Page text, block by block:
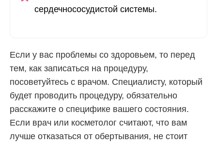
сердечнососудистой системы.
Если у вас проблемы со здоровьем, то перед
тем, как записаться на процедуру,
посоветуйтесь с врачом. Специалисту, который
будет проводить процедуру, обязательно
расскажите о специфике вашего состояния.
Если врач или косметолог считают, что вам
лучше отказаться от обертывания, не стоит